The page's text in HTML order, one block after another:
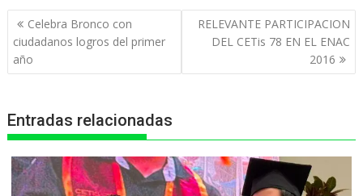
t
s
p
e
b
k
s
e
e
e
n
t
Navegación
de
entradas
Celebra Bronco con
ciudadanos logros del primer
año
RELEVANTE PARTICIPACION
DEL CETis 78 EN EL ENAC
2016
Entradas relacionadas